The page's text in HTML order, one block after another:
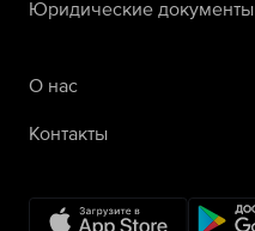
Юридические документы
О нас
Контакты